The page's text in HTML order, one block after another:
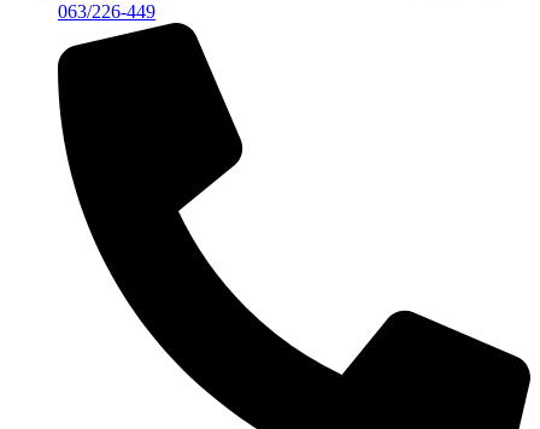
063/226-449